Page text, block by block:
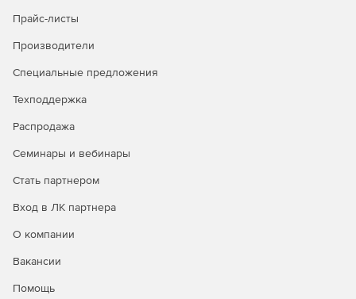
Прайс-листы
Производители
Специальные предложения
Техподдержка
Распродажа
Семинары и вебинары
Стать партнером
Вход в ЛК партнера
О компании
Вакансии
Помощь